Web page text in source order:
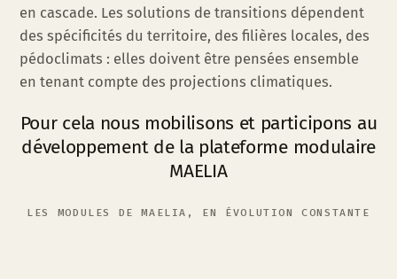
en cascade. Les solutions de transitions dépendent
des spécificités du territoire, des filières locales, des
pédoclimats : elles doivent être pensées ensemble
en tenant compte des projections climatiques.
Pour cela nous mobilisons et participons au
développement de la plateforme modulaire
MAELIA
LES MODULES DE MAELIA, EN ÉVOLUTION CONSTANTE